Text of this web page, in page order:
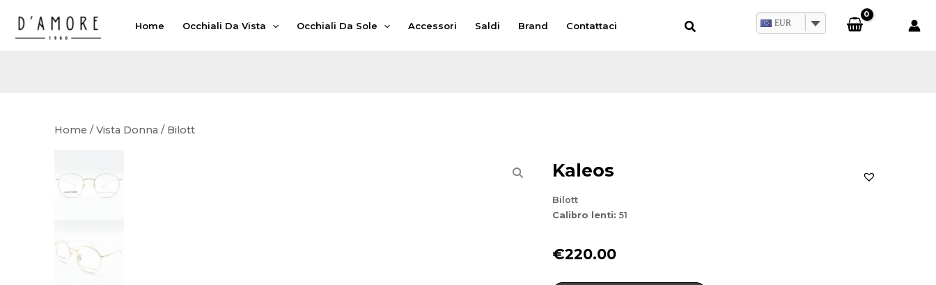
Home Occhiali Da Vista Occhiali Da Sole Accessori Saldi Brand Contattaci EUR
Home /Vista Donna / Bilott
Kaleos
Bilott
Calibro lenti: 51
€220.00